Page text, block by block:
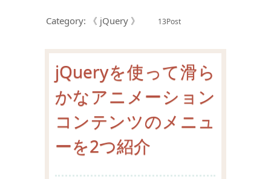
Category: 《 jQuery 》 13Post
jQueryを使って滑ら
かなアニメーション
コンテンツのメニュ
ーを2つ紹介